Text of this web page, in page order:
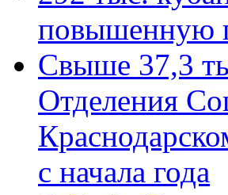
повышенную
Свыше 37,3
Отделения
с начала года